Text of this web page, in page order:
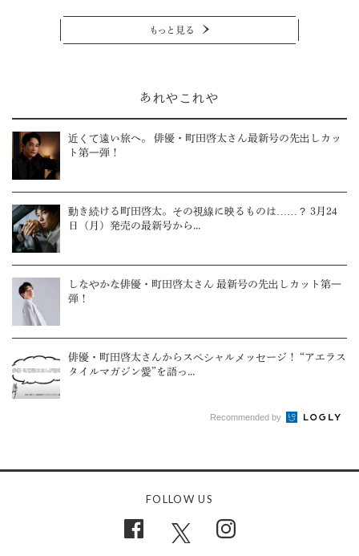
もっと見る
あれやこれや
近くて遠い旅へ。 俳優・町田啓太さん最新号の先出しカッ
ト第一弾！
動き続ける町田啓太。その視線に映るものは……？ 3月24
日（月）発売の最新号から...
しなやかな俳優・町田啓太さん 最新号の先出しカット第一
弾！
俳優・町田啓太さんからスペシャルメッセージ！ “アエラス
タイルマガジン愛”を語っ...
Recommended by
FOLLOW US